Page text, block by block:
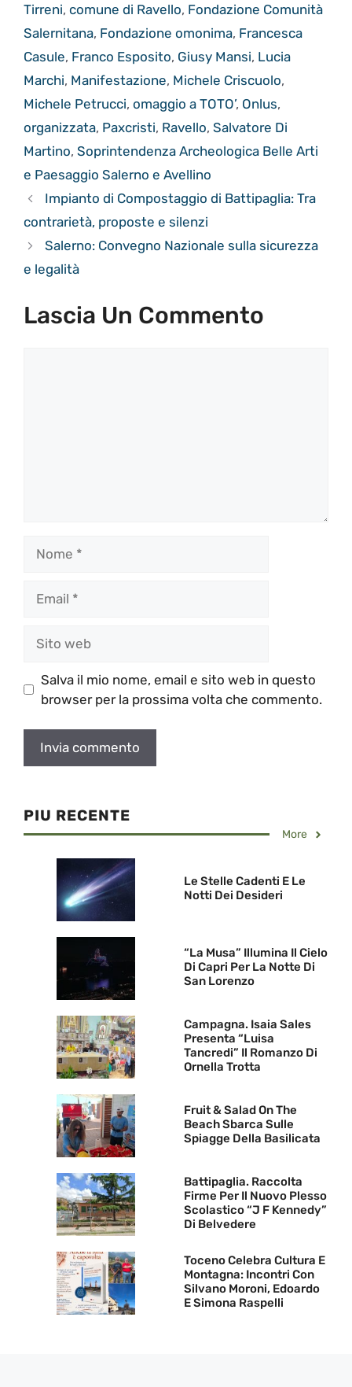
Tirreni, comune di Ravello, Fondazione Comunità
Salernitana, Fondazione omonima, Francesca
Casule, Franco Esposito, Giusy Mansi, Lucia
Marchi, Manifestazione, Michele Criscuolo,
Michele Petrucci, omaggio a TOTO’, Onlus,
organizzata, Paxcristi, Ravello, Salvatore Di
Martino, Soprintendenza Archeologica Belle Arti
e Paesaggio Salerno e Avellino
Impianto di Compostaggio di Battipaglia: Tra
contrarietà, proposte e silenzi
Salerno: Convegno Nazionale sulla sicurezza
e legalità
Lascia Un Commento
web
Salva il mio nome, email e sito web in questo
browser per la prossima volta che commento.
PIU RECENTE
More
Le Stelle Cadenti E Le
Notti Dei Desideri
“La Musa” Illumina Il Cielo
Di Capri Per La Notte Di
San Lorenzo
Campagna. Isaia Sales
Presenta “Luisa
Tancredi” Il Romanzo Di
Ornella Trotta
Fruit & Salad On The
Beach Sbarca Sulle
Spiagge Della Basilicata
Battipaglia. Raccolta
Firme Per Il Nuovo Plesso
Scolastico “J F Kennedy”
Di Belvedere
Toceno Celebra Cultura E
Montagna: Incontri Con
Silvano Moroni, Edoardo
E Simona Raspelli